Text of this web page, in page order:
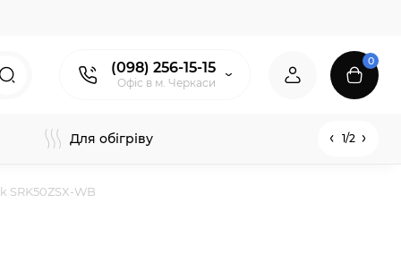
(098) 256-15-15
Офіс в м. Черкаси
0
Для обігріву 1/2
SRK50ZSX-WB